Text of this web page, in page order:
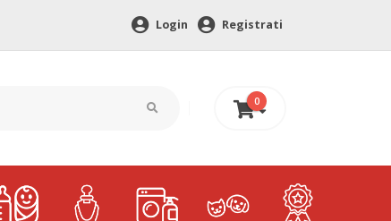
Login Registrati
0
0 €